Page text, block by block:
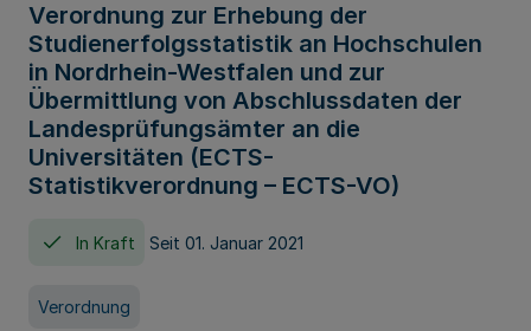
Verordnung zur Erhebung der
Studienerfolgsstatistik an Hochschulen
in Nordrhein-Westfalen und zur
Übermittlung von Abschlussdaten der
Landesprüfungsämter an die
Universitäten (ECTS-
Statistikverordnung – ECTS-VO)
In Kraft Seit 01. Januar 2021
Verordnung